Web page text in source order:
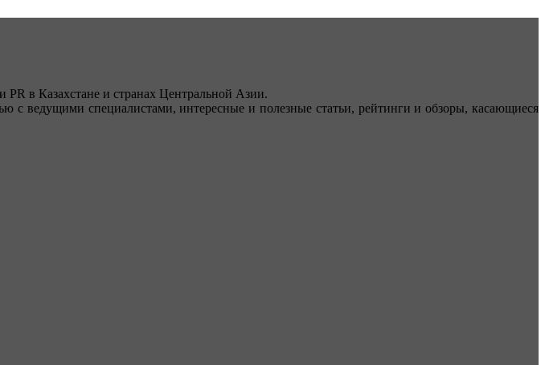
в Казахстане и странах Центральной Азии.
ведущими специалистами, интересные и полезные статьи, рейтинги и обзоры, касающиеся